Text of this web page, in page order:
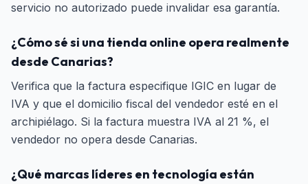
servicio no autorizado puede invalidar esa garantía.
¿Cómo sé si una tienda online opera realmente
desde Canarias?
Verifica que la factura especifique IGIC en lugar de
IVA y que el domicilio fiscal del vendedor esté en el
archipiélago. Si la factura muestra IVA al 21 %, el
vendedor no opera desde Canarias.
¿Qué marcas líderes en tecnología están